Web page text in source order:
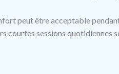
peut être acceptable
courtes sessions quotidiennes